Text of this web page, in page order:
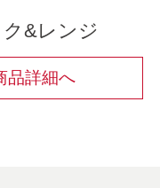
&レンジ
品詳細へ